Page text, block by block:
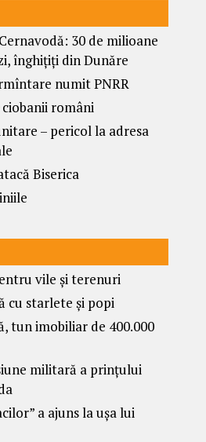
30 de milioane
înghițiți din Dunăre
numit PNRR
români
– pericol la adresa
Biserica
vile și terenuri
cu starlete și popi
tun imobiliar de 400.000
militară a prințului
a ajuns la ușa lui